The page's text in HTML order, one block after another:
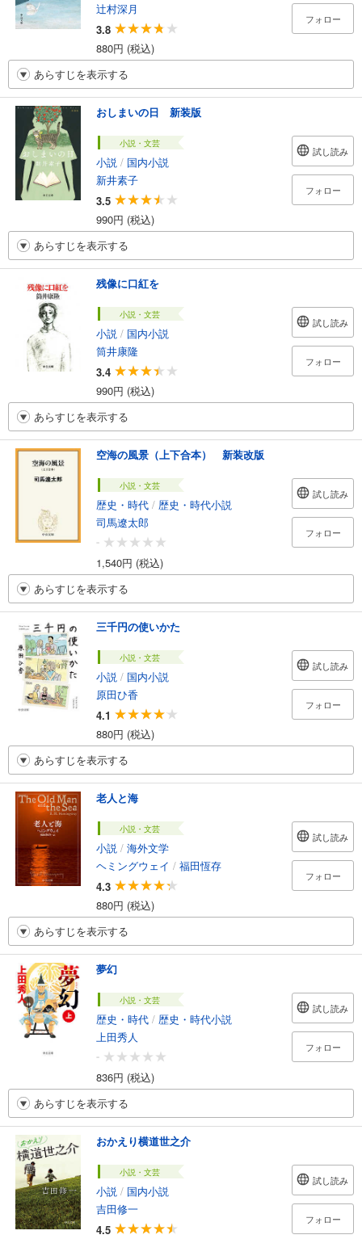
辻村深月
3.8
880円 (税込)
フォロー
あらすじを表示する
おしまいの日 新装版
小説・文芸
小説 / 国内小説
新井素子
3.5
990円 (税込)
試し読み
フォロー
あらすじを表示する
残像に口紅を
小説・文芸
小説 / 国内小説
筒井康隆
3.4
990円 (税込)
試し読み
フォロー
あらすじを表示する
空海の風景（上下合本） 新装改版
小説・文芸
歴史・時代 / 歴史・時代小説
司馬遼太郎
-
1,540円 (税込)
試し読み
フォロー
あらすじを表示する
三千円の使いかた
小説・文芸
小説 / 国内小説
原田ひ香
4.1
880円 (税込)
試し読み
フォロー
あらすじを表示する
老人と海
小説・文芸
小説 / 海外文学
ヘミングウェイ / 福田恆存
4.3
880円 (税込)
試し読み
フォロー
あらすじを表示する
夢幻
小説・文芸
歴史・時代 / 歴史・時代小説
上田秀人
-
836円 (税込)
試し読み
フォロー
あらすじを表示する
おかえり横道世之介
小説・文芸
小説 / 国内小説
吉田修一
4.5
試し読み
フォロー